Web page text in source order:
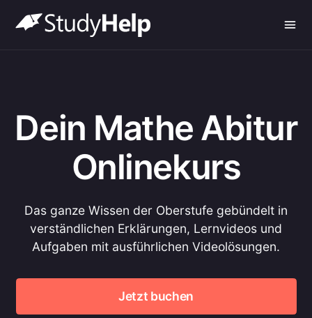
Dein Mathe Abitur
Onlinekurs
Das ganze Wissen der Oberstufe gebündelt in
verständlichen Erklärungen, Lernvideos und
Aufgaben mit ausführlichen Videolösungen.
Jetzt buchen